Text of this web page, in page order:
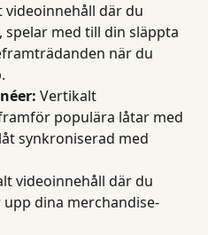
videoinnehåll där du
med till din släppta
när du
Vertikalt
populära låtar med
synkroniserad med
videoinnehåll där du
dina merchandise-